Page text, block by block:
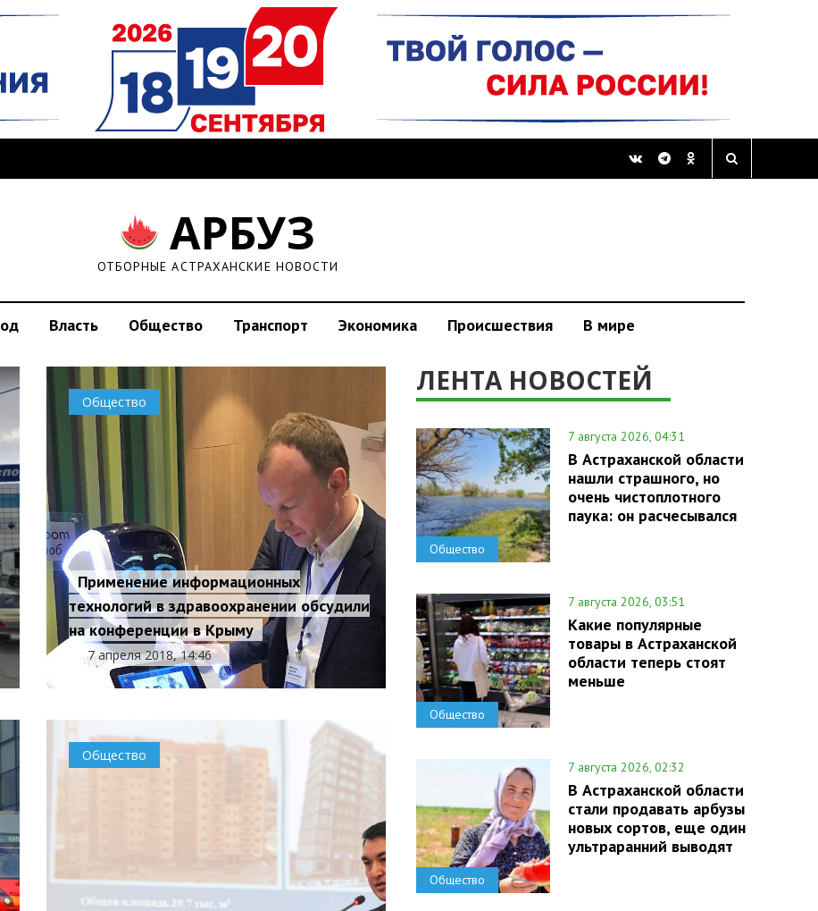
АРБУЗ
ОТБОРНЫЕ АСТРАХАНСКИЕ НОВОСТИ
Власть Общество Транспорт Экономика Происшествия В мире
Общество
Применение информационных
технологий в здравоохранении обсудили
на конференции в Крыму
7 апреля 2018, 14:46
Общество
ЛЕНТА НОВОСТЕЙ
Общество
7 августа 2026, 04:31
В Астраханской области
нашли страшного, но
очень чистоплотного
паука: он расчесывался
Общество
7 августа 2026, 03:51
Какие популярные
товары в Астраханской
области теперь стоят
меньше
Общество
7 августа 2026, 02:32
В Астраханской области
стали продавать арбузы
новых сортов, еще один
ультраранний выводят